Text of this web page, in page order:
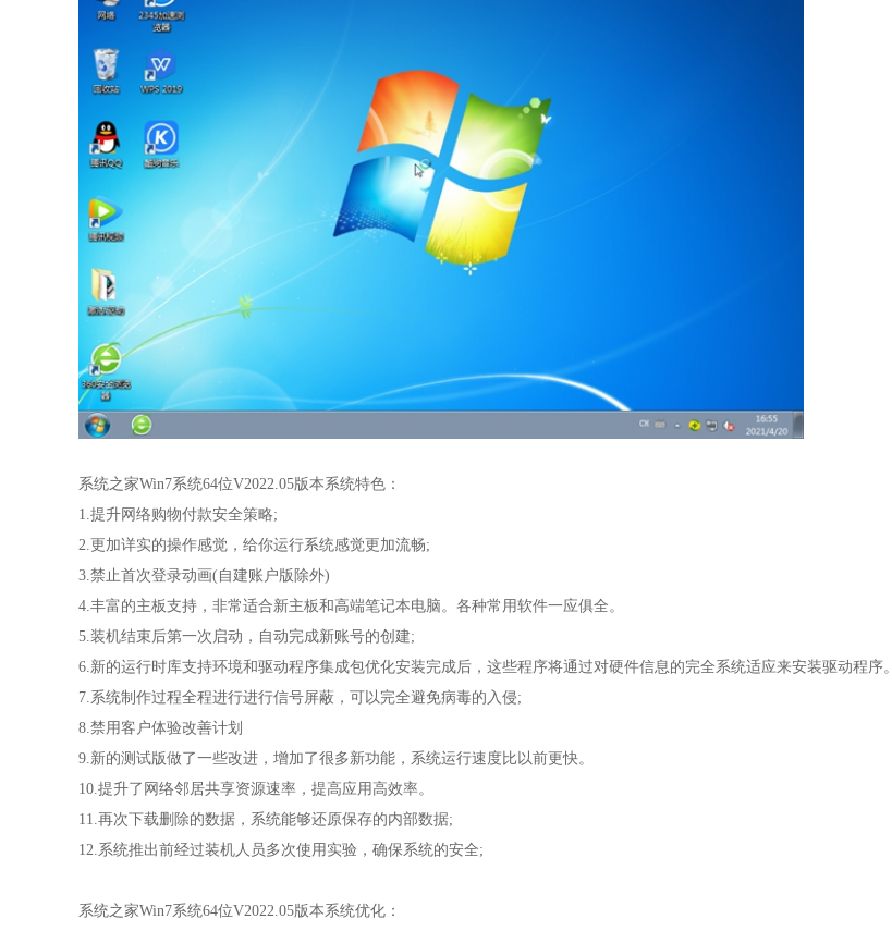
系统之家Win7系统64位V2022.05版本系统特色：
1.提升网络购物付款安全策略;
2.更加详实的操作感觉，给你运行系统感觉更加流畅;
3.禁止首次登录动画(自建账户版除外)
4.丰富的主板支持，非常适合新主板和高端笔记本电脑。各种常用软件一应俱全。
5.装机结束后第一次启动，自动完成新账号的创建;
6.新的运行时库支持环境和驱动程序集成包优化安装完成后，这些程序将通过对硬件信息的完全系统适应来安装驱动程序。
7.系统制作过程全程进行进行信号屏蔽，可以完全避免病毒的入侵;
8.禁用客户体验改善计划
9.新的测试版做了一些改进，增加了很多新功能，系统运行速度比以前更快。
10.提升了网络邻居共享资源速率，提高应用高效率。
11.再次下载删除的数据，系统能够还原保存的内部数据;
12.系统推出前经过装机人员多次使用实验，确保系统的安全;
系统之家Win7系统64位V2022.05版本系统优化：